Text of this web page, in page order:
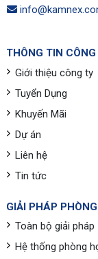
THÔNG TIN
Giới thiệu công ty
Tuyển Dụng
Khuyến Mãi
Dự án
Liên hệ
Tin tức
GIẢI PHÁP
Toàn bộ giải pháp
Hệ thống phòng